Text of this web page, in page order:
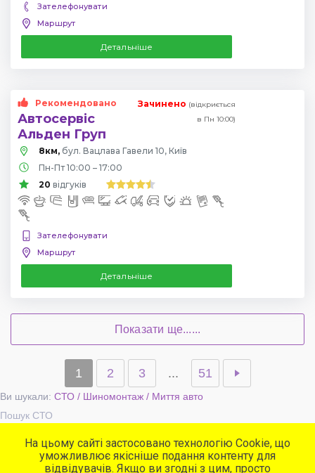
Зателефонувати
Маршрут
Детальніше
Рекомендовано
Автосервіс
Альден Груп
Зачинено (відкриється
в Пн 10:00)
8км, бул. Вацлава Гавели 10, Київ
Пн-Пт 10:00 – 17:00
20 відгуків
Зателефонувати
Маршрут
Детальніше
Показати ще......
1 2 3 ... 51
Ви шукали: СТО / Шиномонтаж / Миття авто
Пошук СТО
Популярні сервіси
СТО
На цьому сайті застосовано технологію Cookie, що
уможливлює якісніше подання контенту для
відвідувачів. Якщо ви згодні з цим, просто